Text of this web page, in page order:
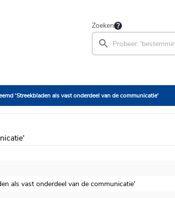
Zoeken
'Streekbladen als vast onderdeel van de communicatie'
als vast onderdeel van de communicatie'